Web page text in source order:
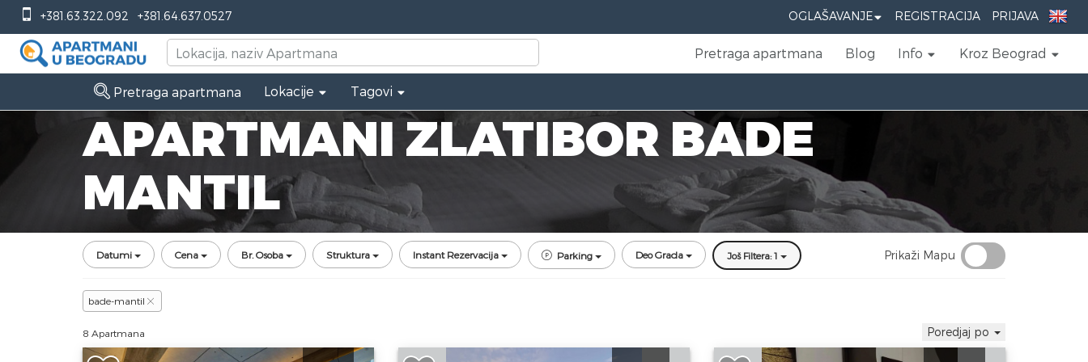
+381.63.322.092 +381.64.637.0527 OGLAŠAVANJE REGISTRACIJA PRIJAVA
Pretraga apartmana Blog Info Kroz Beograd
APARTMANI ZLATIBOR BADE
MANTIL
Pretraga apartmana Lokacije Tagovi
Datumi Cena Br. Osoba Struktura Instant Rezervacija Parking Deo Grada Još Filtera: 1 Prikaži Mapu
bade-mantil
8 Apartmana Poredjaj po
Dvosoban Apartman Deluxe Titova Vila
Dvosoban Apartman Time Out House
Dvosoban Apartman Vuković Spa